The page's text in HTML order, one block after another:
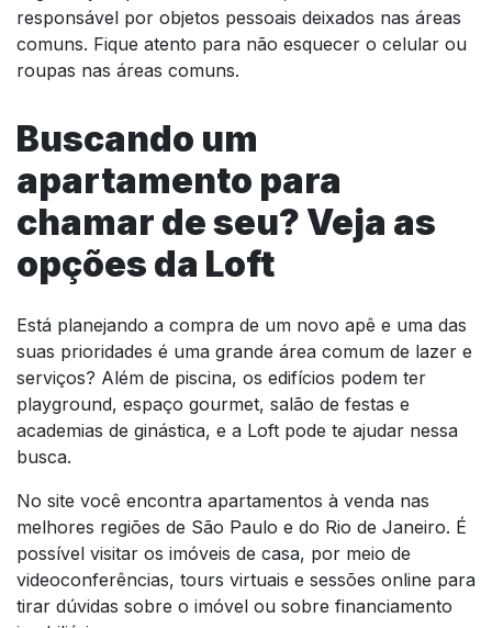
responsável por objetos pessoais deixados nas áreas
comuns. Fique atento para não esquecer o celular ou
roupas nas áreas comuns.
Buscando um
apartamento para
chamar de seu? Veja as
opções da Loft
Está planejando a compra de um novo apê e uma das
suas prioridades é uma grande área comum de lazer e
serviços? Além de piscina, os edifícios podem ter
playground, espaço gourmet, salão de festas e
academias de ginástica, e a Loft pode te ajudar nessa
busca.
No site você encontra apartamentos à venda nas
melhores regiões de São Paulo e do Rio de Janeiro. É
possível visitar os imóveis de casa, por meio de
videoconferências, tours virtuais e sessões online para
tirar dúvidas sobre o imóvel ou sobre financiamento